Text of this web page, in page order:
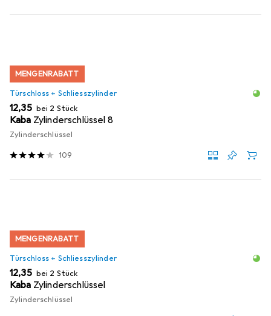
MENGENRABATT
Türschloss + Schliesszylinder
EUR
12,35 bei 2 Stück
Kaba Zylinderschlüssel 8
Zylinderschlüssel
109
MENGENRABATT
Türschloss + Schliesszylinder
EUR
12,35 bei 2 Stück
Kaba Zylinderschlüssel
Zylinderschlüssel